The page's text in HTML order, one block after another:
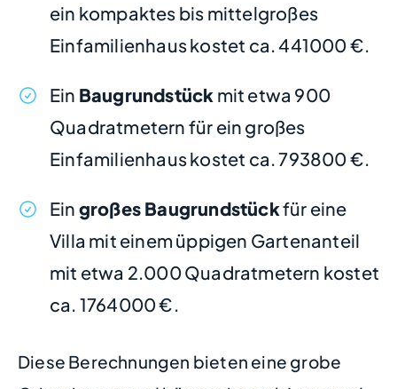
ein kompaktes bis mittelgroßes
Einfamilienhaus kostet ca. 441000 €.
Ein Baugrundstück mit etwa 900
Quadratmetern für ein großes
Einfamilienhaus kostet ca. 793800 €.
Ein großes Baugrundstückfür eine
Villa mit einem üppigen Gartenanteil
mit etwa 2.000 Quadratmetern kostet
ca. 1764000 €.
Diese Berechnungen bieten eine grobe